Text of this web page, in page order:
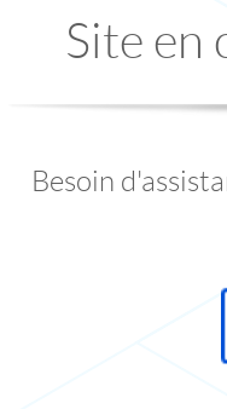
Site en
Besoin